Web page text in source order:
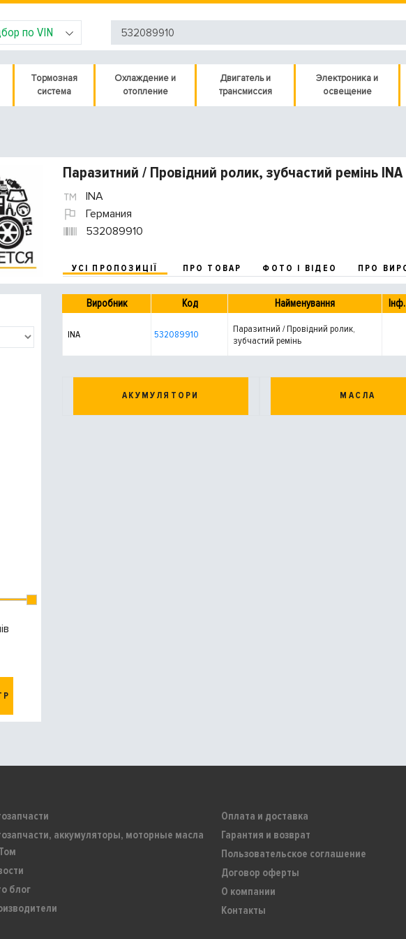
по VIN
Тормозная
система
Охлаждение и
отопление
Двигатель и
трансмиссия
Электроника и
освещение
Паразитний / Провідний ролик, зубчастий ремінь
INA
Германия
532089910
УСІ ПРОПОЗИЦІЇ ПРО ТОВАР ФОТО І ВІДЕО ПРО
Виробник Код Найменування Інф.
INA 532089910
Паразитний / Провідний ролик,
зубчастий ремінь
АКУМУЛЯТОРИ МАСЛА
аккумуляторы, моторные масла
блог
Оплата и доставка
Гарантия и возврат
Пользовательское соглашение
Договор оферты
О компании
Контакты